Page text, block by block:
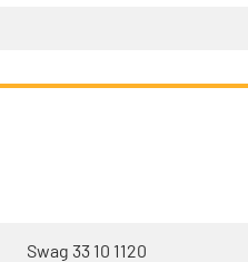
Swag 33 10 1120